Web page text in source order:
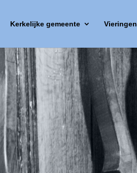
Kerkelijke gemeente Vieringen